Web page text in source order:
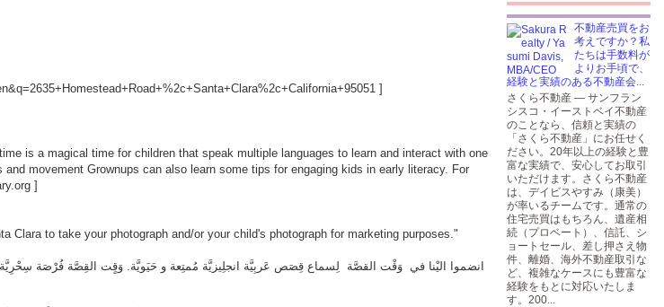
]
is a magical time for children that speak multiple languages to learn and interact with one
movement Grownups can also learn some tips for engaging kids in early literacy. For
]
Clara to take your photograph and/or your child's photograph for marketing purposes."
انضموا اليْنا في وَقْت القصَّة لِسماع قِصَص عَربِيَّة انجلِيزيَّة مُمتِعة و حَيَويَّة. وَقٍت القِصَّة فُرْصَة سِحْرِيَّة
不動産売買をお
考えですか？私
たちは手数料が
よりお手頃で、
経験と実績のある不動産会...
さくら不動産 — サンフラン
シスコ・イーストベイ不動産
のことなら、信頼と実績の
「さくら不動産」にお任せく
ださい。20年以上の経験と豊
富な実績で、安心してお取引
いただけます。さくら不動産
は、デイビスやすみ（康美）
が率いるチームです。通常の
住宅売買はもちろん、遺産相
続（プロベート）、信託、シ
ョートセール、差し押さえ物
件、離婚、海外不動産取引な
ど、複雑なケースにも豊富な
経験をもとに対応いたしま
す。200...